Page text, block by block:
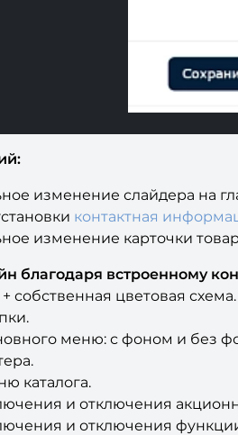
изменение слайдера на
контактная
изменение карточки
благодаря встроенному
собственная цветовая схема.
меню: с фоном и без
каталога.
и отключения
и отключения функции